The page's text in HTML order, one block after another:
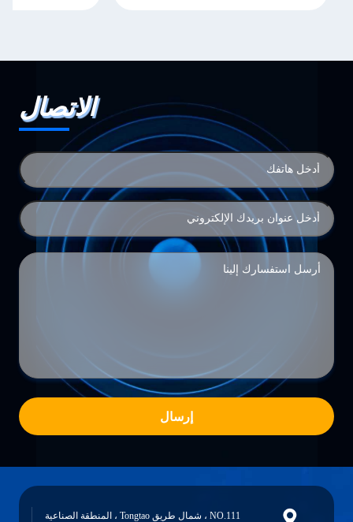
الاتصال
إرسال
NO.111 ، شمال طريق Tongtao ، المنطقة الصناعية